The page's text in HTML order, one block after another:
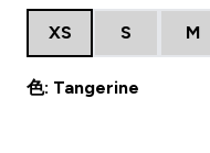
XS S M
色: Tangerine